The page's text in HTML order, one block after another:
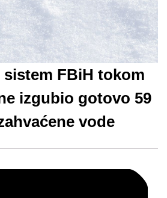
FBiH tokom
izgubio gotovo 59
vode